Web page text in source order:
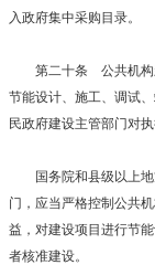
入政府集中采购目录。
第二十条 公共机构新
节能设计、施工、调试
民政府建设主管部门对
国务院和县级以上地
门，应当严格控制公共
益，对建设项目进行节
者核准建设。